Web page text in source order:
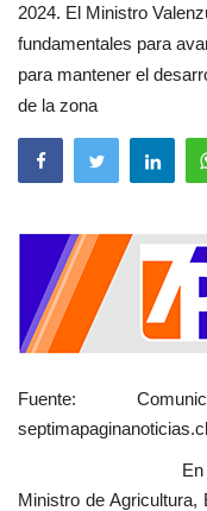
2024. El Ministro
fundamentales para
para mantener el
de la zona
Fuente:
septimapaginanoticias.cl
En el Teatro
Ministro de Agricultura,